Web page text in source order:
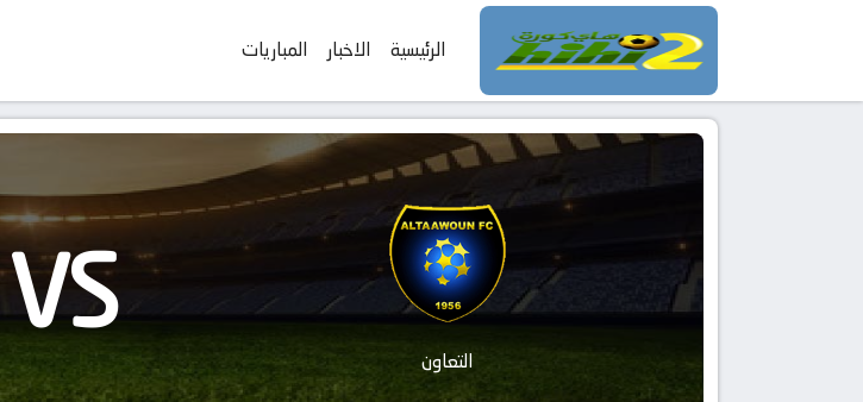
الرئيسية الاخبار المباريات
التعاون VS